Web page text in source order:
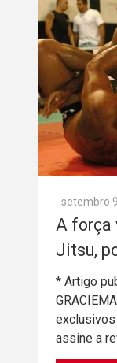
setembro
A força
Jitsu,
* Artigo
assine a